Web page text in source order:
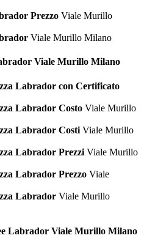
Prezzo Viale Murillo
Viale Murillo Milano
Viale Murillo Milano
Labrador con Certificato
Labrador Costo Viale Murillo
Labrador Costi Viale Murillo
Labrador Prezzi Viale Murillo
Labrador Prezzo Viale
Labrador Viale Murillo
Labrador Viale Murillo Milano